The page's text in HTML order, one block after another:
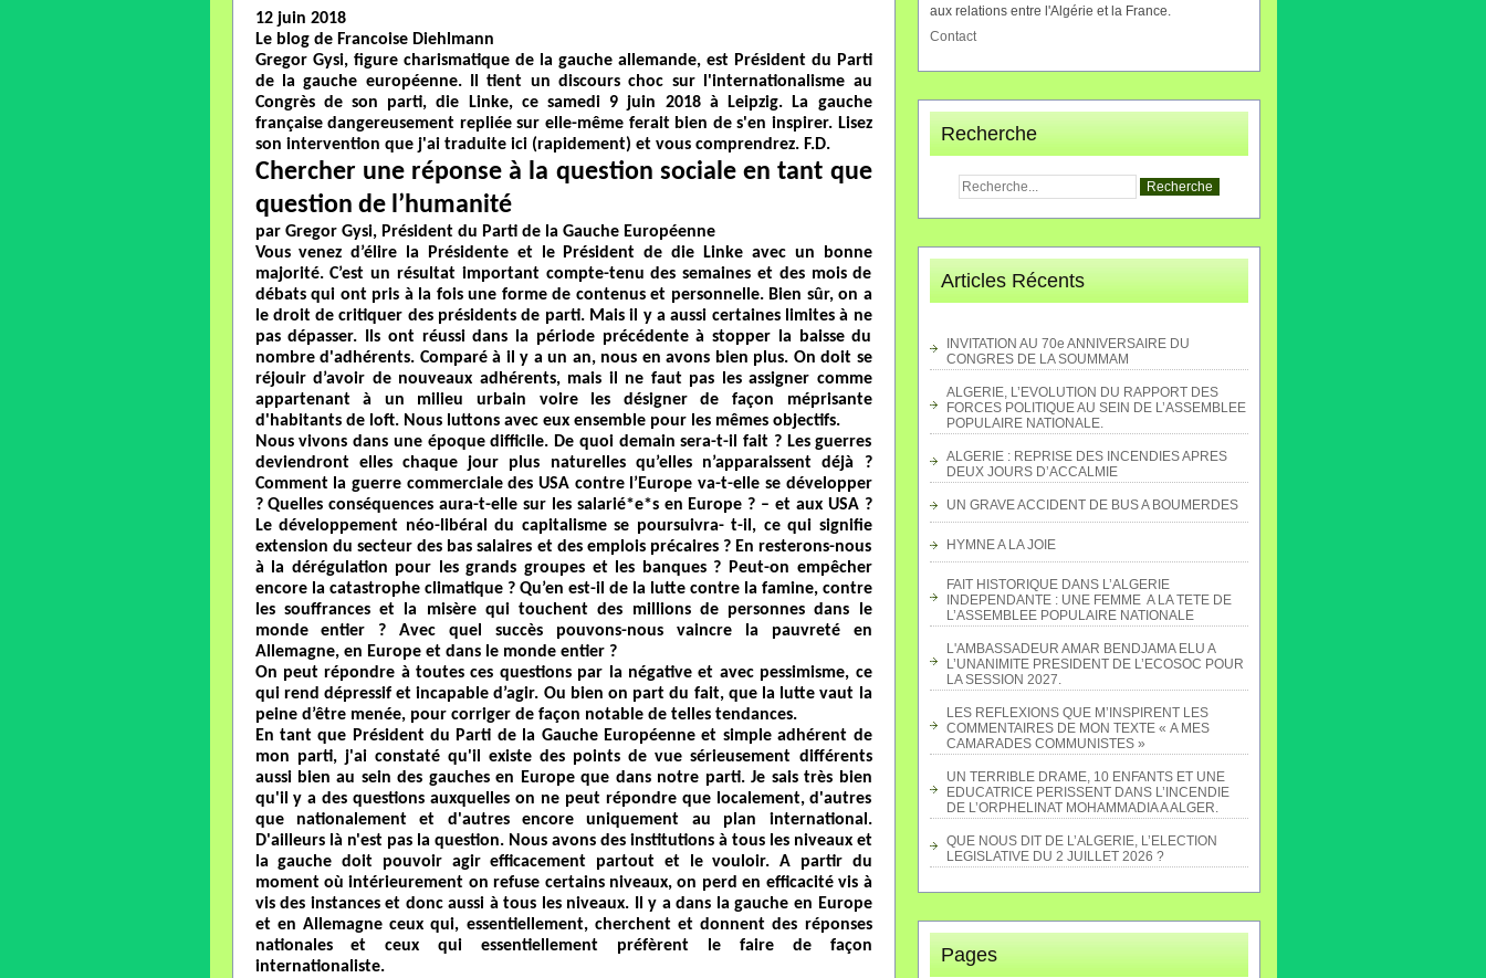
12 juin 2018
Le blog de Francoise Diehlmann
Gregor Gysi, figure charismatique de la gauche allemande, est Président du Parti
de la gauche européenne. Il tient un discours choc sur l'internationalisme au
Congrès de son parti, die Linke, ce samedi 9 juin 2018 à Leipzig. La gauche
française dangereusement repliée sur elle-même ferait bien de s'en inspirer. Lisez
son intervention que j'ai traduite ici (rapidement) et vous comprendrez. F.D.
Chercher une réponse à la question sociale en tant que
question de l’humanité
par Gregor Gysi, Président du Parti de la Gauche Européenne
Vous venez d’élire la Présidente et le Président de die Linke avec un bonne
majorité. C’est un résultat important compte-tenu des semaines et des mois de
débats qui ont pris à la fois une forme de contenus et personnelle. Bien sûr, on a
le droit de critiquer des présidents de parti. Mais il y a aussi certaines limites à ne
pas dépasser. Ils ont réussi dans la période précédente à stopper la baisse du
nombre d'adhérents. Comparé à il y a un an, nous en avons bien plus. On doit se
réjouir d’avoir de nouveaux adhérents, mais il ne faut pas les assigner comme
appartenant à un milieu urbain voire les désigner de façon méprisante
d'habitants de loft. Nous luttons avec eux ensemble pour les mêmes objectifs.
Nous vivons dans une époque difficile. De quoi demain sera-t-il fait ? Les guerres
deviendront elles chaque jour plus naturelles qu’elles n’apparaissent déjà ?
Comment la guerre commerciale des USA contre l’Europe va-t-elle se développer
? Quelles conséquences aura-t-elle sur les salarié*e*s en Europe ? – et aux USA ?
Le développement néo-libéral du capitalisme se poursuivra- t-il, ce qui signifie
extension du secteur des bas salaires et des emplois précaires ? En resterons-nous
à la dérégulation pour les grands groupes et les banques ? Peut-on empêcher
encore la catastrophe climatique ? Qu’en est-il de la lutte contre la famine, contre
les souffrances et la misère qui touchent des millions de personnes dans le
monde entier ? Avec quel succès pouvons-nous vaincre la pauvreté en
Allemagne, en Europe et dans le monde entier ?
On peut répondre à toutes ces questions par la négative et avec pessimisme, ce
qui rend dépressif et incapable d’agir. Ou bien on part du fait, que la lutte vaut la
peine d’être menée, pour corriger de façon notable de telles tendances.
En tant que Président du Parti de la Gauche Européenne et simple adhérent de
mon parti, j'ai constaté qu'il existe des points de vue sérieusement différents
aussi bien au sein des gauches en Europe que dans notre parti. Je sais très bien
qu'il y a des questions auxquelles on ne peut répondre que localement, d'autres
que nationalement et d'autres encore uniquement au plan international.
D'ailleurs là n'est pas la question. Nous avons des institutions à tous les niveaux et
la gauche doit pouvoir agir efficacement partout et le vouloir. A partir du
moment où intérieurement on refuse certains niveaux, on perd en efficacité vis à
vis des instances et donc aussi à tous les niveaux. Il y a dans la gauche en Europe
et en Allemagne ceux qui, essentiellement, cherchent et donnent des réponses
nationales et ceux qui essentiellement préfèrent le faire de façon
internationaliste.
aux relations entre l'Algérie et la France.
Contact
Recherche
Articles Récents
INVITATION AU 70e ANNIVERSAIRE DU
CONGRES DE LA SOUMMAM
ALGERIE, L’EVOLUTION DU RAPPORT DES
FORCES POLITIQUE AU SEIN DE L’ASSEMBLEE
POPULAIRE NATIONALE.
ALGERIE : REPRISE DES INCENDIES APRES
DEUX JOURS D’ACCALMIE
UN GRAVE ACCIDENT DE BUS A BOUMERDES
HYMNE A LA JOIE
FAIT HISTORIQUE DANS L’ALGERIE
INDEPENDANTE : UNE FEMME A LA TETE DE
L’ASSEMBLEE POPULAIRE NATIONALE
L'AMBASSADEUR AMAR BENDJAMA ELU A
L’UNANIMITE PRESIDENT DE L’ECOSOC POUR
LA SESSION 2027.
LES REFLEXIONS QUE M’INSPIRENT LES
COMMENTAIRES DE MON TEXTE « A MES
CAMARADES COMMUNISTES »
UN TERRIBLE DRAME, 10 ENFANTS ET UNE
EDUCATRICE PERISSENT DANS L’INCENDIE
DE L’ORPHELINAT MOHAMMADIA A ALGER.
QUE NOUS DIT DE L’ALGERIE, L’ELECTION
LEGISLATIVE DU 2 JUILLET 2026 ?
Pages